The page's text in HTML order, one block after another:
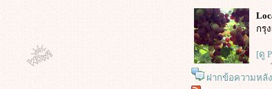
กรุ
[ดู
ฝากข้อความหลั